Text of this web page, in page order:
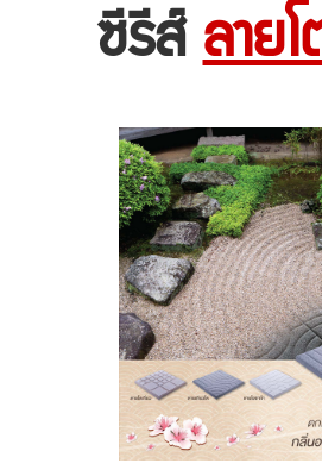
ซีรีส์ ลายโ